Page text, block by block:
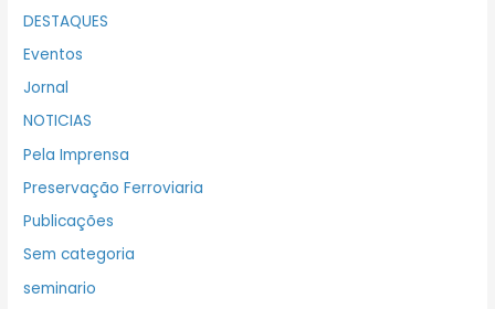
DESTAQUES
Eventos
Jornal
NOTICIAS
Pela Imprensa
Preservação Ferroviaria
Publicações
Sem categoria
seminario